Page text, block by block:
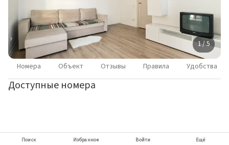
1 / 5
Номера Объект Отзывы Правила Удобства
Доступные номера
Поиск Избранное Войти Ещё